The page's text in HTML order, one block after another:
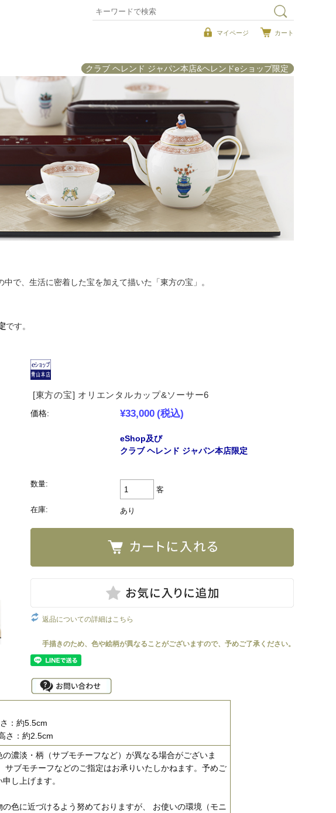
マイページ カート
クラブ ヘレンド ジャパン本店&ヘレンドeショップ限定
で、生活に密着した宝を加えて描いた「東方の宝」。
です。
[東方の宝] オリエンタルカップ&ソーサー6
価格:
¥33,000 (税込)
eShop及び
クラブ ヘレンド ジャパン本店限定
数量:
客
在庫: あり
返品についての詳細はこちら
：約5.5cm
さ：約2.5cm
濃淡・柄（サブモチーフなど）が異なる場合がございま
サブモチーフなどのご指定はお承りいたしかねます。予めご
し上げます。
色に近づけるよう努めておりますが、 お使いの環境（モニ